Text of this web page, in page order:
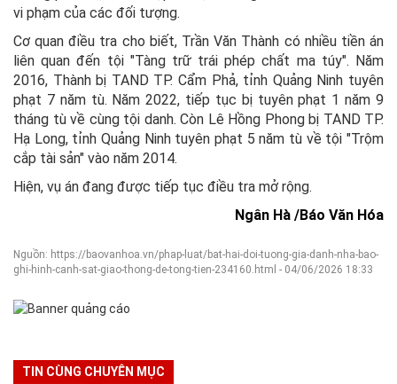
vi phạm của các đối tượng.
Cơ quan điều tra cho biết, Trần Văn Thành có nhiều tiền án
liên quan đến tội "Tàng trữ trái phép chất ma túy". Năm
2016, Thành bị TAND TP. Cẩm Phả, tỉnh Quảng Ninh tuyên
phạt 7 năm tù. Năm 2022, tiếp tục bị tuyên phạt 1 năm 9
tháng tù về cùng tội danh. Còn Lê Hồng Phong bị TAND TP.
Hạ Long, tỉnh Quảng Ninh tuyên phạt 5 năm tù về tội "Trộm
cắp tài sản" vào năm 2014.
Hiện, vụ án đang được tiếp tục điều tra mở rộng.
Ngân Hà /Báo Văn Hóa
Nguồn: https://baovanhoa.vn/phap-luat/bat-hai-doi-tuong-gia-danh-nha-bao-
ghi-hinh-canh-sat-giao-thong-de-tong-tien-234160.html - 04/06/2026 18:33
TIN CÙNG CHUYÊN MỤC